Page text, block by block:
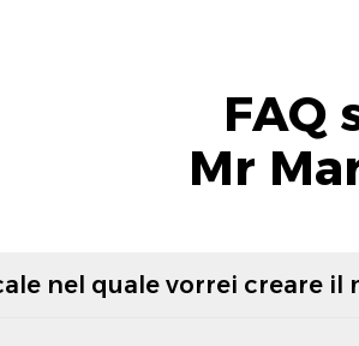
FAQ
Mr
nel quale vorrei creare il